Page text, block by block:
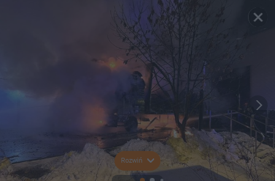
Rozwiń